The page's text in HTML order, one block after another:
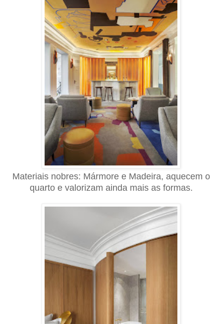
Materiais nobres: Mármore e Madeira, aquecem o
quarto e valorizam ainda mais as formas.